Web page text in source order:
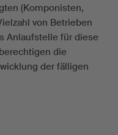
(Komponisten,
von Betrieben
Anlaufstelle für diese
die
der fälligen